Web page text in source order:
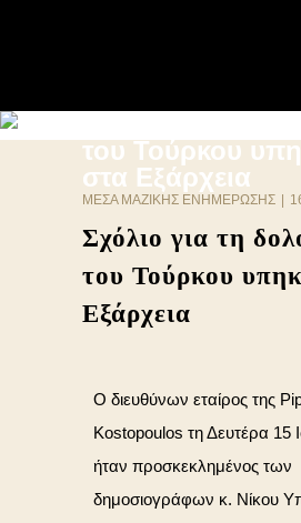
του Τούρκου
στα Εξάρχεια
ΜΈΣΑ ΜΑΖΙΚΉΣ ΕΝΗΜΈΡΩΣΗΣ
Σχόλιο για τη
του Τούρκου
Εξάρχεια
Ο διευθύνων εταίρος της
Kostopoulos τη Δευτέρα 15
ήταν προσκεκλημένος των
δημοσιογράφων κ. Νίκου